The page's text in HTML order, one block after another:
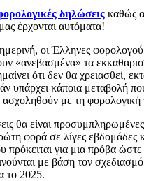
δηλώσεις καθώς
έρχονται αυτόματα!
οι Έλληνες
«ανεβασμένα» τα
ότι δεν θα χρειασθεί,
υπάρχει κάποια μεταβολή
ασχοληθούν με τη
θα είναι
φορά σε λίγες εβδομάδες
πρόκειται για μια πρόβα
με βάση τον σχεδιασμό
το 2025.